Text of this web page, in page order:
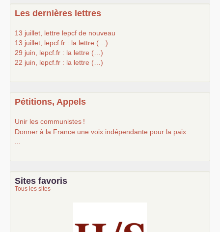
Les dernières lettres
13 juillet, lettre lepcf de nouveau
13 juillet, lepcf.fr : la lettre (…)
29 juin, lepcf.fr : la lettre (…)
22 juin, lepcf.fr : la lettre (…)
Pétitions, Appels
Unir les communistes !
Donner à la France une voix indépendante pour la paix
Sites favoris
Tous les sites